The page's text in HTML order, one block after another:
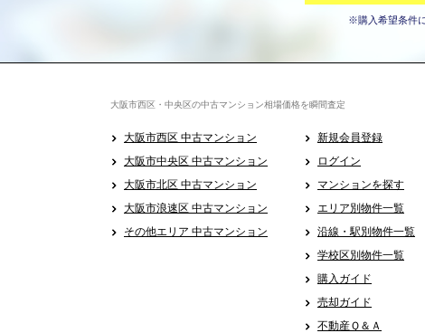
※購入希望条件
大阪市西区・中央区の中古マンション相場価格を瞬間査定
大阪市西区 中古マンション
大阪市中央区 中古マンション
大阪市北区 中古マンション
大阪市浪速区 中古マンション
その他エリア 中古マンション
新規会員登録
ログイン
マンションを探す
エリア別物件一覧
沿線・駅別物件一覧
学校区別物件一覧
購入ガイド
売却ガイド
不動産Ｑ＆Ａ